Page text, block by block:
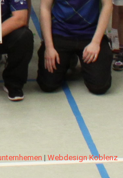
|Webdesign Koblenz